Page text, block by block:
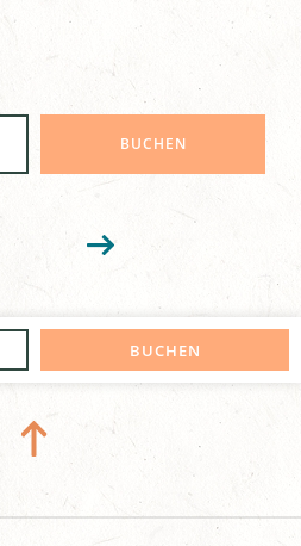
BUCHEN
BUCHEN